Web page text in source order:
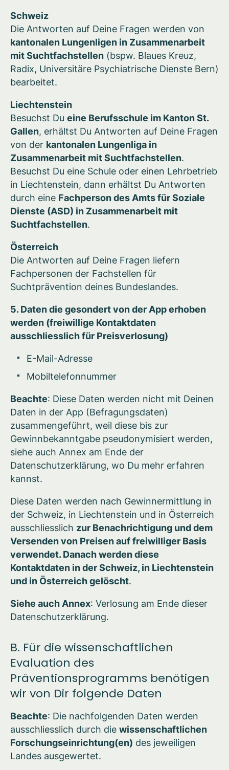
Schweiz
Die Antworten auf Deine Fragen werden von
kantonalen Lungenligen in Zusammenarbeit
mit Suchtfachstellen (bspw. Blaues Kreuz,
Radix, Universitäre Psychiatrische Dienste Bern)
bearbeitet.
Liechtenstein
Besuchst Du eine Berufsschule im Kanton St.
Gallen, erhältst Du Antworten auf Deine Fragen
von der kantonalen Lungenliga in
Zusammenarbeit mit Suchtfachstellen.
Besuchst Du eine Schule oder einen Lehrbetrieb
in Liechtenstein, dann erhältst Du Antworten
durch eine Fachperson des Amts für Soziale
Dienste (ASD) in Zusammenarbeit mit
Suchtfachstellen.
Österreich
Die Antworten auf Deine Fragen liefern
Fachpersonen der Fachstellen für
Suchtprävention deines Bundeslandes.
5. Daten die gesondert von der App erhoben
werden (freiwillige Kontaktdaten
ausschliesslich für Preisverlosung)
E-Mail-Adresse
Mobiltelefonnummer
Beachte: Diese Daten werden nicht mit Deinen
Daten in der App (Befragungsdaten)
zusammengeführt, weil diese bis zur
Gewinnbekanntgabe pseudonymisiert werden,
siehe auch Annex am Ende der
Datenschutzerklärung, wo Du mehr erfahren
kannst.
Diese Daten werden nach Gewinnermittlung in
der Schweiz, in Liechtenstein und in Österreich
ausschliesslich zur Benachrichtigung und dem
Versenden von Preisen auf freiwilliger Basis
verwendet. Danach werden diese
Kontaktdaten in der Schweiz, in Liechtenstein
und in Österreich gelöscht.
Siehe auch Annex: Verlosung am Ende dieser
Datenschutzerklärung.
B. Für die wissenschaftlichen
Evaluation des
Präventionsprogramms benötigen
wir von Dir folgende Daten
Beachte: Die nachfolgenden Daten werden
ausschliesslich durch die wissenschaftlichen
Forschungseinrichtung(en) des jeweiligen
Landes ausgewertet.